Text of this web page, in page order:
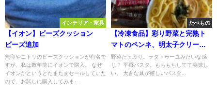
インテリア・家具
【イオン】ビーズクッション
ビーズ追加
無印やニトリのビーズクッションが有名で
すが、私は数年前にイオンで購入。 なぜ
イオンかというとたまたまセールしていた
ので、お試しに購入してみま...
たべもの
【冷凍食品】彩り野菜と完熟ト
マトのペンネ、明太子クリーム
パスタ、たらことイカのパスタ
野菜たっぷり。ラタトゥーユみたいな感
じ？ 平麺パスタ。もちもちしてて美味し
い。 大きな具が嬉しいパスタ...